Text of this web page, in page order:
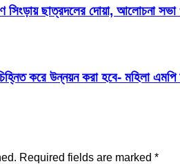
ছাত্রদলের দোয়া, আলোচনা
করে উন্নয়ন করা হবে- মহিলা
Required fields are marked *